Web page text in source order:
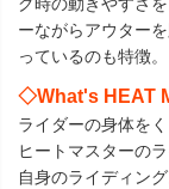
グ時の動きやすさ
ーながらアウター
っているのも特徴。
◇What's HEAT
ライダーの身体を
ヒートマスターの
自身のライディン